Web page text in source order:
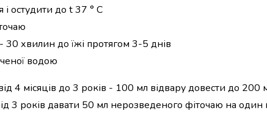
остудити до t 37 ° C
хвилин до їжі протягом 3-5 днів
водою
4 місяців до 3 років - 100 мл відвару довести до
3 років давати 50 мл нерозведеного фіточаю на